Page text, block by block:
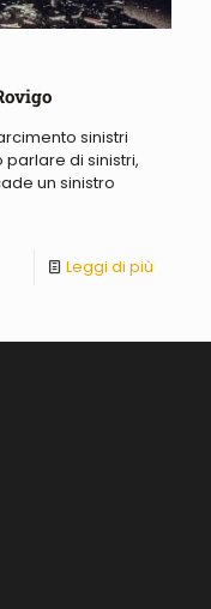
sinistri
di sinistri,
un sinistro
Leggi di più